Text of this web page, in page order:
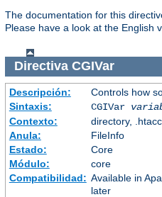
The documentation for this
Please have a look at the English
Directiva CGIVar
Descripción:
Controls how
Sintaxis:
CGIVar
Contexto:
directory,
Anula:
FileInfo
Estado:
Core
Módulo:
core
Compatibilidad: Available in
later